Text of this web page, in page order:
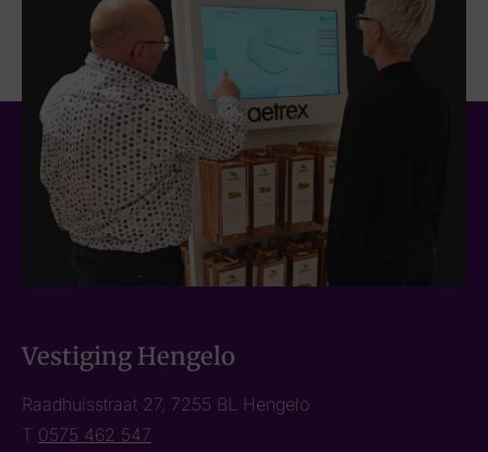
Vestiging Hengelo
Raadhuisstraat 27, 7255 BL Hengelo
T 0575 462 547